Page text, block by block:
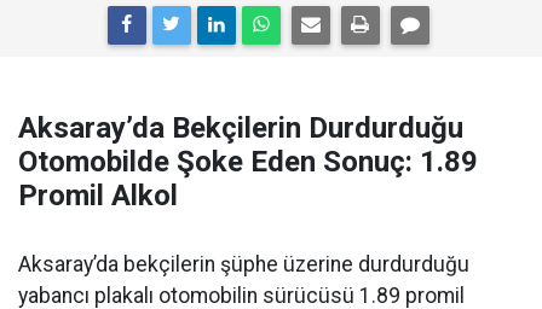
Aksaray’da Bekçilerin Durdurduğu
Otomobilde Şoke Eden Sonuç: 1.89
Promil Alkol
Aksaray’da bekçilerin şüphe üzerine durdurduğu
yabancı plakalı otomobilin sürücüsü 1.89 promil